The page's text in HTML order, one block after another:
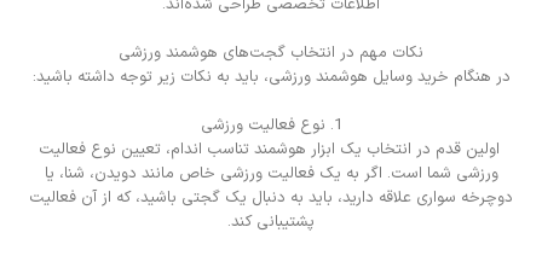
نکات مهم در انتخاب گجت‌های هوشمند ورزشی
در هنگام خرید وسایل هوشمند ورزشی، باید به نکات زیر توجه داشته باشید:
1. نوع فعالیت ورزشی
اولین قدم در انتخاب یک ابزار هوشمند تناسب اندام، تعیین نوع فعالیت
ورزشی شما است. اگر به یک فعالیت ورزشی خاص مانند دویدن، شنا، یا
دوچرخه سواری علاقه دارید، باید به دنبال یک گجتی باشید، که از آن فعالیت
پشتیبانی کند.